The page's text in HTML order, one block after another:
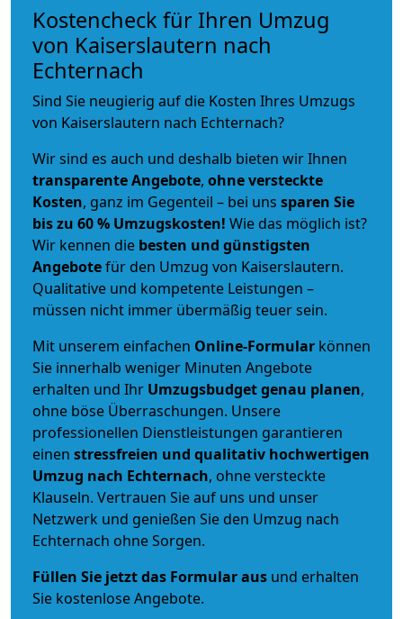
Kostencheck für Ihren Umzug
von Kaiserslautern nach
Echternach
Sind Sie neugierig auf die Kosten Ihres Umzugs
von Kaiserslautern nach Echternach?
Wir sind es auch und deshalb bieten wir Ihnen
transparente Angebote, ohne versteckte
Kosten, ganz im Gegenteil – bei uns sparen Sie
bis zu 60 % Umzugskosten! Wie das möglich ist?
Wir kennen die besten und günstigsten
Angebotefür den Umzug von Kaiserslautern.
Qualitative und kompetente Leistungen –
müssen nicht immer übermäßig teuer sein.
Mit unserem einfachen Online-Formular können
Sie innerhalb weniger Minuten Angebote
erhalten und Ihr Umzugsbudgetgenau planen,
ohne böse Überraschungen. Unsere
professionellen Dienstleistungen garantieren
einen stressfreien und qualitativ hochwertigen
Umzug nach Echternach, ohne versteckte
Klauseln. Vertrauen Sie auf uns und unser
Netzwerk und genießen Sie den Umzug nach
Echternach ohne Sorgen.
Füllen Sie jetzt das Formular aus und erhalten
Sie kostenlose Angebote.